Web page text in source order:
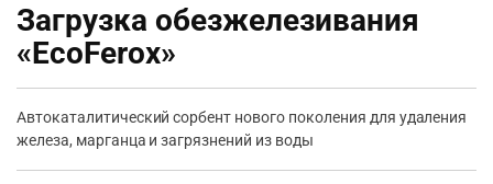
Загрузка обезжелезивания
«EcoFerox»
Автокаталитический сорбент нового поколения для удаления
железа, марганца и загрязнений из воды